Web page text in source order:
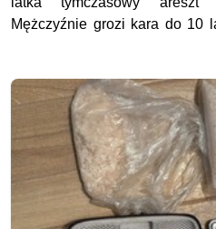
Mężczyźnie grozi kara do 10